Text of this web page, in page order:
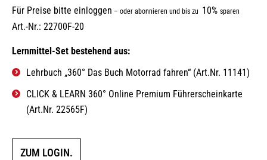
Für Preise bitte einloggen – oder abonnieren und bis zu 10% sparen
Art.-Nr.: 22700F-20
Lernmittel-Set bestehend aus:
Lehrbuch „360° Das Buch Motorrad fahren“ (Art.Nr. 11141)
CLICK & LEARN 360° Online Premium Führerscheinkarte
(Art.Nr. 22565F)
ZUM LOGIN.